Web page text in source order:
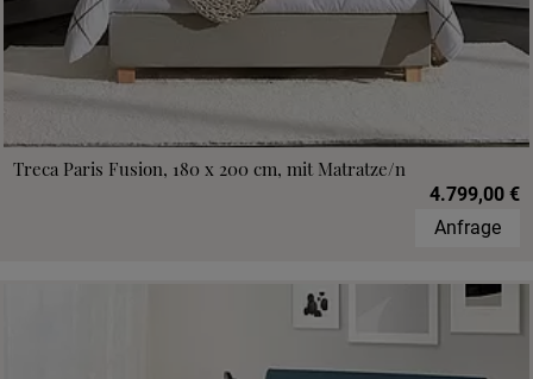
Treca Paris Fusion, 180 x 200 cm, mit Matratze/n
4.799,00 €
Anfrage